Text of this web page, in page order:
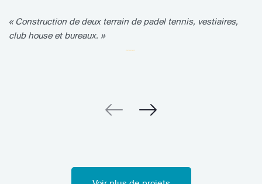
« Construction de deux terrain de padel tennis, vestiaires,
club house et bureaux. »